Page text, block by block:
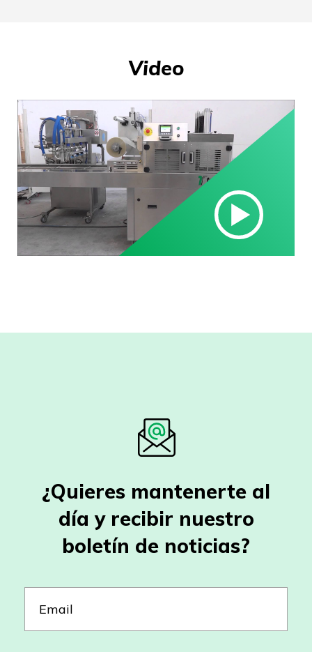
Video
¿Quieres mantenerte al
día y recibir nuestro
boletín de noticias?